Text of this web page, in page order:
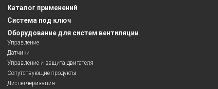
Каталог применений
Система под ключ
Оборудование для систем вентиляции
Управление
Датчики
Управление и защита двигателя
Сопутствующие продукты
Диспетчеризация